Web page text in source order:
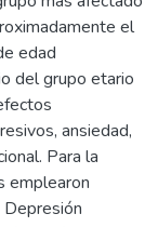
el
edad
del grupo etario
ansiedad,
Para la
emplearon